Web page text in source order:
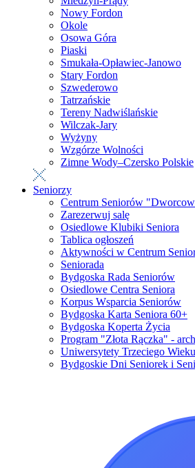
Nowy Fordon
Okole
Osowa Góra
Piaski
Smukała-Opławiec-Janowo
Stary Fordon
Szwederowo
Tatrzańskie
Tereny Nadwiślańskie
Wilczak-Jary
Wyżyny
Wzgórze Wolności
Zimne Wody–Czersko Polskie
Seniorzy
Centrum Seniorów
Zarezerwuj salę
Osiedlowe Klubiki Seniora
Tablica ogłoszeń
Aktywności w Centrum
Seniorada
Bydgoska Rada Seniorów
Osiedlowe Centra Seniora
Korpus Wsparcia Seniorów
Bydgoska Karta Seniora 60+
Bydgoska Koperta Życia
Program "Złota Rączka" -
Uniwersytety Trzeciego Wieku
Bydgoskie Dni Seniorek i